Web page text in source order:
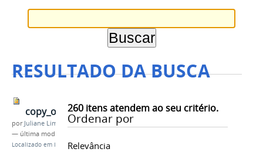
RESULTADO DA BUSCA
260itens atendem ao seu critério.
Ordenar por
Relevância
copy_of_TITULOCAMPANHAS1.png
por Juliane Lima
— última modificação
Localizado em Imagens